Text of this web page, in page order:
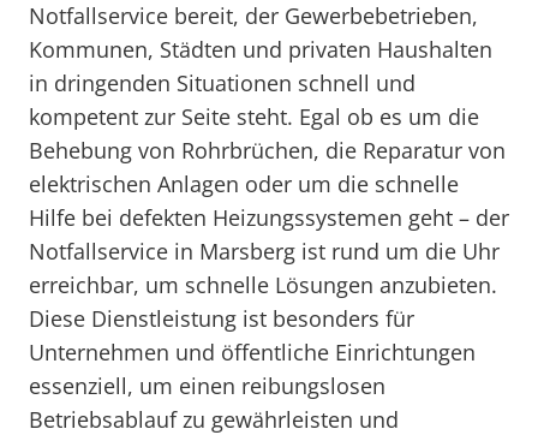
Notfallservice bereit, der Gewerbebetrieben,
Kommunen, Städten und privaten Haushalten
in dringenden Situationen schnell und
kompetent zur Seite steht. Egal ob es um die
Behebung von Rohrbrüchen, die Reparatur von
elektrischen Anlagen oder um die schnelle
Hilfe bei defekten Heizungssystemen geht – der
Notfallservice in Marsberg ist rund um die Uhr
erreichbar, um schnelle Lösungen anzubieten.
Diese Dienstleistung ist besonders für
Unternehmen und öffentliche Einrichtungen
essenziell, um einen reibungslosen
Betriebsablauf zu gewährleisten und